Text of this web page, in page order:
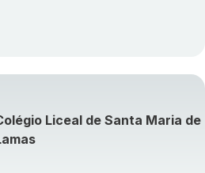
Liceal de Santa Maria de